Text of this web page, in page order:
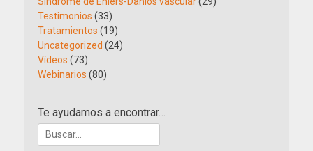
Testimonios (33)
Tratamientos (19)
Uncategorized (24)
Vídeos (73)
Webinarios (80)
Te ayudamos a encontrar…
Buscar: